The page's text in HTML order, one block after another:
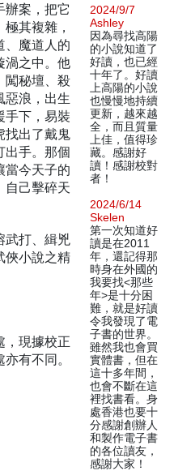
辦案，把它
其複雜，
、魔道人的
渦之中。他
闖秘壇、殺
惡浪，出生
手下，易裝
找出了戴鬼
出手。那個
當今天子的
自己擊碎天
武打、緝兇
俠小說之精
，現據校正
有不同。
2024/9/7
Ashley
因為尋找高陽
的小說知道了
好讀，也已經
十年了。好讀
上高陽的小說
也慢慢地持續
更新，越來越
全，而且質量
上佳，值得珍
藏。感謝好
讀！感謝校對
者！
2024/6/14
Skelen
第一次知道好
讀是在2011
年，還記得那
時身在外國的
我要找<那些
年>是十分困
難，就是好讀
令我發現了電
子書的世界。
雖然我也會買
實體書，但在
這十多年間，
也會不斷在這
裡找書看。身
處香港也要十
分感謝創辦人
和製作電子書
的各位讀友，
感謝大家！